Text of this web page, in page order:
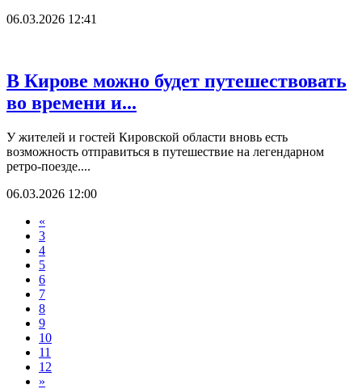
06.03.2026 12:41
В Кирове можно будет путешествовать
во времени и...
У жителей и гостей Кировской области вновь есть
возможность отправиться в путешествие на легендарном
ретро-поезде....
06.03.2026 12:00
«
3
4
5
6
7
8
9
10
11
12
»